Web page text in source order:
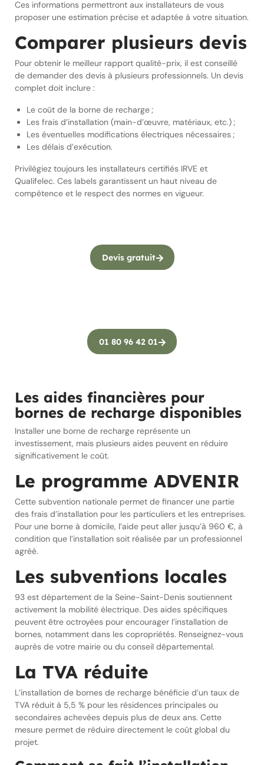
Ces informations permettront aux installateurs de vous
proposer une estimation précise et adaptée à votre situation.
Comparer plusieurs devis
Pour obtenir le meilleur rapport qualité-prix, il est conseillé
de demander des devis à plusieurs professionnels. Un devis
complet doit inclure :
Le coût de la borne de recharge ;
Les frais d’installation (main-d’œuvre, matériaux, etc.) ;
Les éventuelles modifications électriques nécessaires ;
Les délais d’exécution.
Privilégiez toujours les installateurs certifiés IRVE et
Qualifelec. Ces labels garantissent un haut niveau de
compétence et le respect des normes en vigueur.
Devis gratuit
01 80 96 42 01
Les aides financières pour
bornes de recharge disponibles
Installer une borne de recharge représente un
investissement, mais plusieurs aides peuvent en réduire
significativement le coût.
Le programme ADVENIR
Cette subvention nationale permet de financer une partie
des frais d’installation pour les particuliers et les entreprises.
Pour une borne à domicile, l’aide peut aller jusqu’à 960 €, à
condition que l’installation soit réalisée par un professionnel
agréé.
Les subventions locales
93 est département de la Seine-Saint-Denis soutiennent
activement la mobilité électrique. Des aides spécifiques
peuvent être octroyées pour encourager l’installation de
bornes, notamment dans les copropriétés. Renseignez-vous
auprès de votre mairie ou du conseil départemental.
La TVA réduite
L’installation de bornes de recharge bénéficie d’un taux de
TVA réduit à 5,5 % pour les résidences principales ou
secondaires achevées depuis plus de deux ans. Cette
mesure permet de réduire directement le coût global du
projet.